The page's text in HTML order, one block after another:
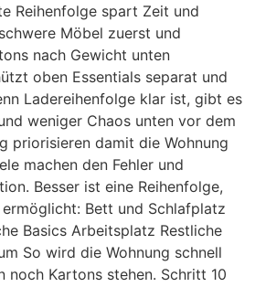
Reihenfolge spart Zeit und
Möbel zuerst und
nach Gewicht unten
oben Essentials separat und
Ladereihenfolge klar ist, gibt es
weniger Chaos unten vor dem
priorisieren damit die Wohnung
machen den Fehler und
Besser ist eine Reihenfolge,
Bett und Schlafplatz
Basics Arbeitsplatz Restliche
So wird die Wohnung schnell
noch Kartons stehen. Schritt 10